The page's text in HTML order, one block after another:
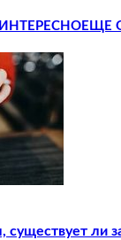
ЕЩЕ
существует ли